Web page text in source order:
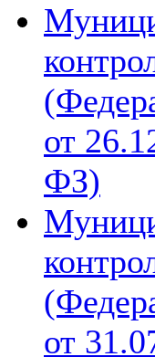
от
ФЗ)
от